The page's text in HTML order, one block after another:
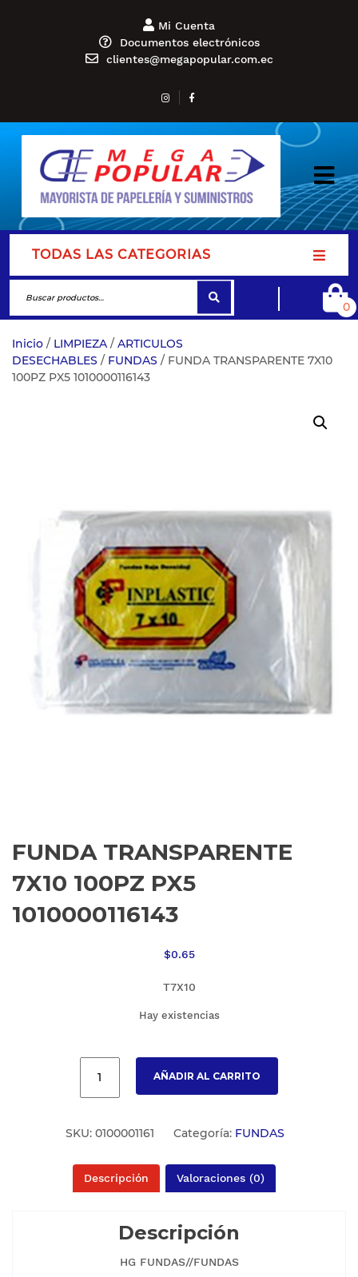
Mi Cuenta
Documentos electrónicos
clientes@megapopular.com.ec
TODAS LAS CATEGORIAS
0
Inicio / LIMPIEZA / ARTICULOS
DESECHABLES / FUNDAS / FUNDA TRANSPARENTE 7X10
100PZ PX5 1010000116143
FUNDA TRANSPARENTE
7X10 100PZ PX5
1010000116143
$0.65
T7X10
Hay existencias
AÑADIR AL CARRITO
SKU: 0100001161 Categoría: FUNDAS
Descripción Valoraciones (0)
Descripción
HG FUNDAS//FUNDAS